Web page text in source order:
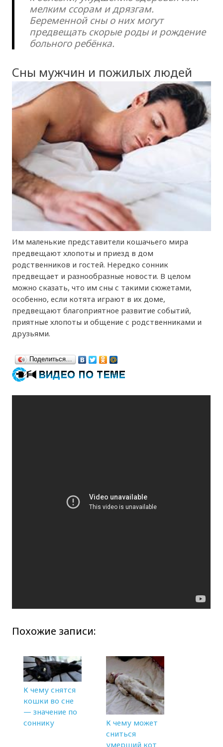
мелким ссорам и дрязгам.
Беременной сны о них могут
предвещать скорые роды и рождение
больного ребёнка.
Сны мужчин и пожилых людей
Им маленькие представители кошачьего мира
предвещают хлопоты и приезд в дом
родственников и гостей. Нередко сонник
предвещает и разнообразные новости. В целом
можно сказать, что им сны с такими сюжетами,
особенно, если котята играют в их доме,
предвещают благоприятное развитие событий,
приятные хлопоты и общение с родственниками и
друзьями.
Поделиться…
Похожие записи:
К чему снятся
кошки во сне
— значение по
соннику
К чему может
сниться
умерший кот